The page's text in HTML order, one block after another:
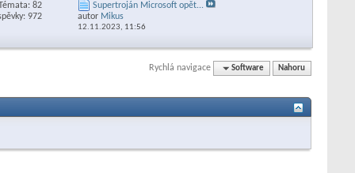
82
972
Supertroján Microsoft opět...
autor Mikus
12.11.2023, 11:56
Rychlá navigace Software Nahoru